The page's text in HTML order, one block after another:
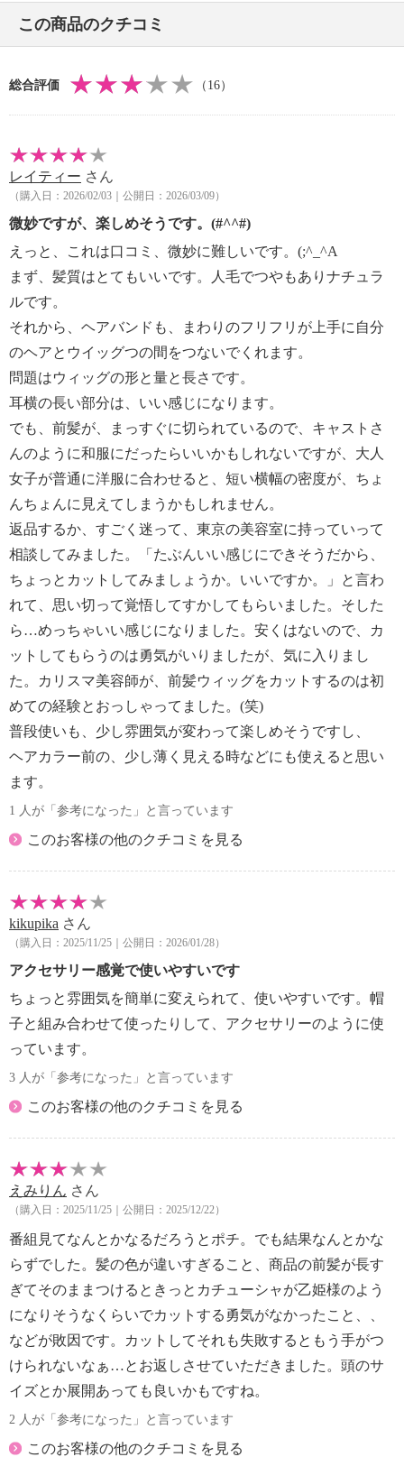
この商品のクチコミ
総合評価 （16）
レイティー さん
（購入日：2026/02/03｜公開日：2026/03/09）
微妙ですが、楽しめそうです。(#^^#)
えっと、これは口コミ、微妙に難しいです。(;^_^A
まず、髪質はとてもいいです。人毛でつやもありナチュラ
ルです。
それから、ヘアバンドも、まわりのフリフリが上手に自分
のヘアとウイッグつの間をつないでくれます。
問題はウィッグの形と量と長さです。
耳横の長い部分は、いい感じになります。
でも、前髪が、まっすぐに切られているので、キャストさ
んのように和服にだったらいいかもしれないですが、大人
女子が普通に洋服に合わせると、短い横幅の密度が、ちょ
んちょんに見えてしまうかもしれません。
返品するか、すごく迷って、東京の美容室に持っていって
相談してみました。「たぶんいい感じにできそうだから、
ちょっとカットしてみましょうか。いいですか。」と言わ
れて、思い切って覚悟してすかしてもらいました。そした
ら…めっちゃいい感じになりました。安くはないので、カ
ットしてもらうのは勇気がいりましたが、気に入りまし
た。カリスマ美容師が、前髪ウィッグをカットするのは初
めての経験とおっしゃってました。(笑)
普段使いも、少し雰囲気が変わって楽しめそうですし、
ヘアカラー前の、少し薄く見える時などにも使えると思い
ます。
1 人が「参考になった」と言っています
このお客様の他のクチコミを見る
kikupika さん
（購入日：2025/11/25｜公開日：2026/01/28）
アクセサリー感覚で使いやすいです
ちょっと雰囲気を簡単に変えられて、使いやすいです。帽
子と組み合わせて使ったりして、アクセサリーのように使
っています。
3 人が「参考になった」と言っています
このお客様の他のクチコミを見る
えみりん さん
（購入日：2025/11/25｜公開日：2025/12/22）
番組見てなんとかなるだろうとポチ。でも結果なんとかな
らずでした。髪の色が違いすぎること、商品の前髪が長す
ぎてそのままつけるときっとカチューシャが乙姫様のよう
になりそうなくらいでカットする勇気がなかったこと、、
などが敗因です。カットしてそれも失敗するともう手がつ
けられないなぁ…とお返しさせていただきました。頭のサ
イズとか展開あっても良いかもですね。
2 人が「参考になった」と言っています
このお客様の他のクチコミを見る